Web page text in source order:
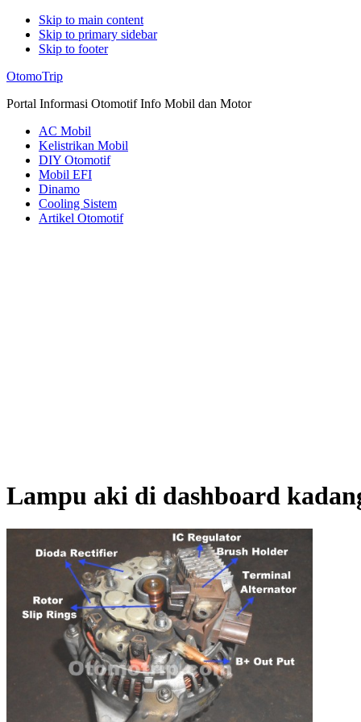
Skip to main content
Skip to primary sidebar
Skip to footer
Additional
menu
OtomoTrip
Portal Informasi Otomotif Info Mobil dan Motor
AC Mobil
Kelistrikan Mobil
DIY Otomotif
Mobil EFI
Dinamo
Cooling Sistem
Artikel Otomotif
Lampu aki di dashboard